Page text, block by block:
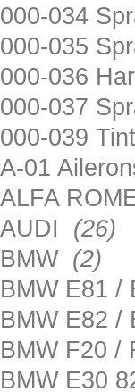
000-034
000-035
000-036
000-037
000-039
A-01
ALFA
AUDI (26)
BMW (2)
BMW E81 /
BMW E82 /
BMW F20 /
BMW E30